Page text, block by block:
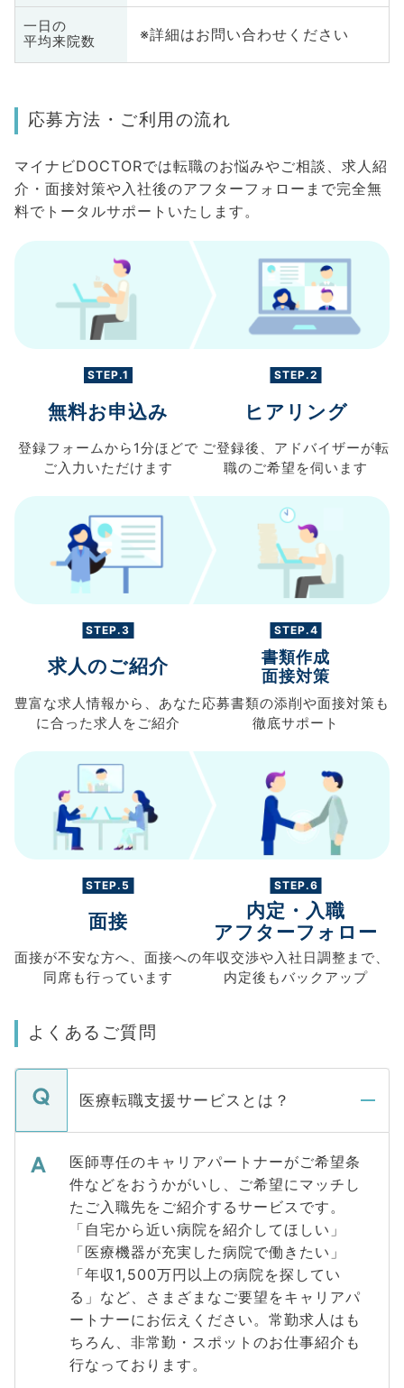
一日の
平均来院数
※詳細はお問い合わせください
応募方法・ご利用の流れ
マイナビDOCTORでは転職のお悩みやご相談、求人紹
介・面接対策や入社後のアフターフォローまで完全無
料でトータルサポートいたします。
STEP.1
無料お申込み
登録フォームから 1分ほどで
ご入力 いただけます
STEP.2
ヒアリング
ご登録後、 アドバイザーが転
職のご希望を伺います
STEP.3
求人のご紹介
豊富な求人情報から、 あなた
に合った求人を ご紹介
STEP.4
書類作成
面接対策
応募書類の添削や面接対策も
徹底サポート
STEP.5
面接
面接が不安な方へ、 面接への
同席も行っています
STEP.6
内定・入職
アフターフォロー
年収交渉や入社日調整まで、
内定後もバックアップ
よくあるご質問
医療転職支援サービスとは？
医師専任のキャリアパートナーがご希望条
件などをおうかがいし、ご希望にマッチし
たご入職先をご紹介するサービスです。
「自宅から近い病院を紹介してほしい」
「医療機器が充実した病院で働きたい」
「年収1,500万円以上の病院を探してい
る」など、さまざまなご要望をキャリアパ
ートナーにお伝えください。常勤求人はも
ちろん、非常勤・スポットのお仕事紹介も
行なっております。